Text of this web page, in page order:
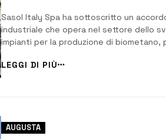
Sasol Italy Spa ha sottoscritto un
industriale che opera nel settore dello
impianti per la produzione di biometano,
milioni di metri cubi annui per i siti
quello di Augusta. Sasol Italy è la società
LEGGI DI PIÙ
AUGUSTA